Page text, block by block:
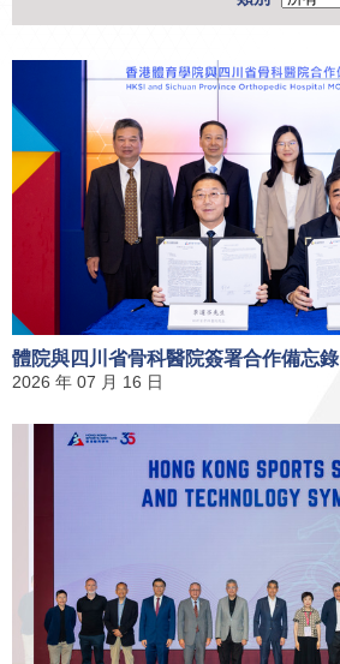
體院與四川省骨科醫院簽署合作備忘錄
2026 年 07 月 16 日